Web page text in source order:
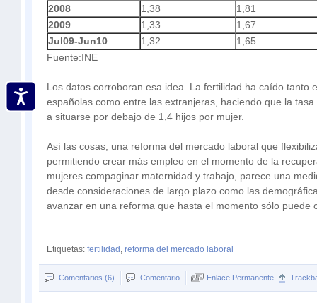
2008
1,38
1,81
2009
1,33
1,67
Jul09-Jun10
1,32
1,65
Fuente:INE
Los datos corroboran esa idea. La fertilidad ha caído tanto
españolas como entre las extranjeras, haciendo que la
a situarse por debajo de 1,4 hijos por mujer.
Así las cosas, una reforma del mercado laboral que
permitiendo crear más empleo en el momento de la
mujeres compaginar maternidad y trabajo, parece una
desde consideraciones de largo plazo como las
avanzar en una reforma que hasta el momento sólo puede
Etiquetas: fertilidad , reforma del mercado laboral
Comentarios (6) Comentario Enlace Permanente